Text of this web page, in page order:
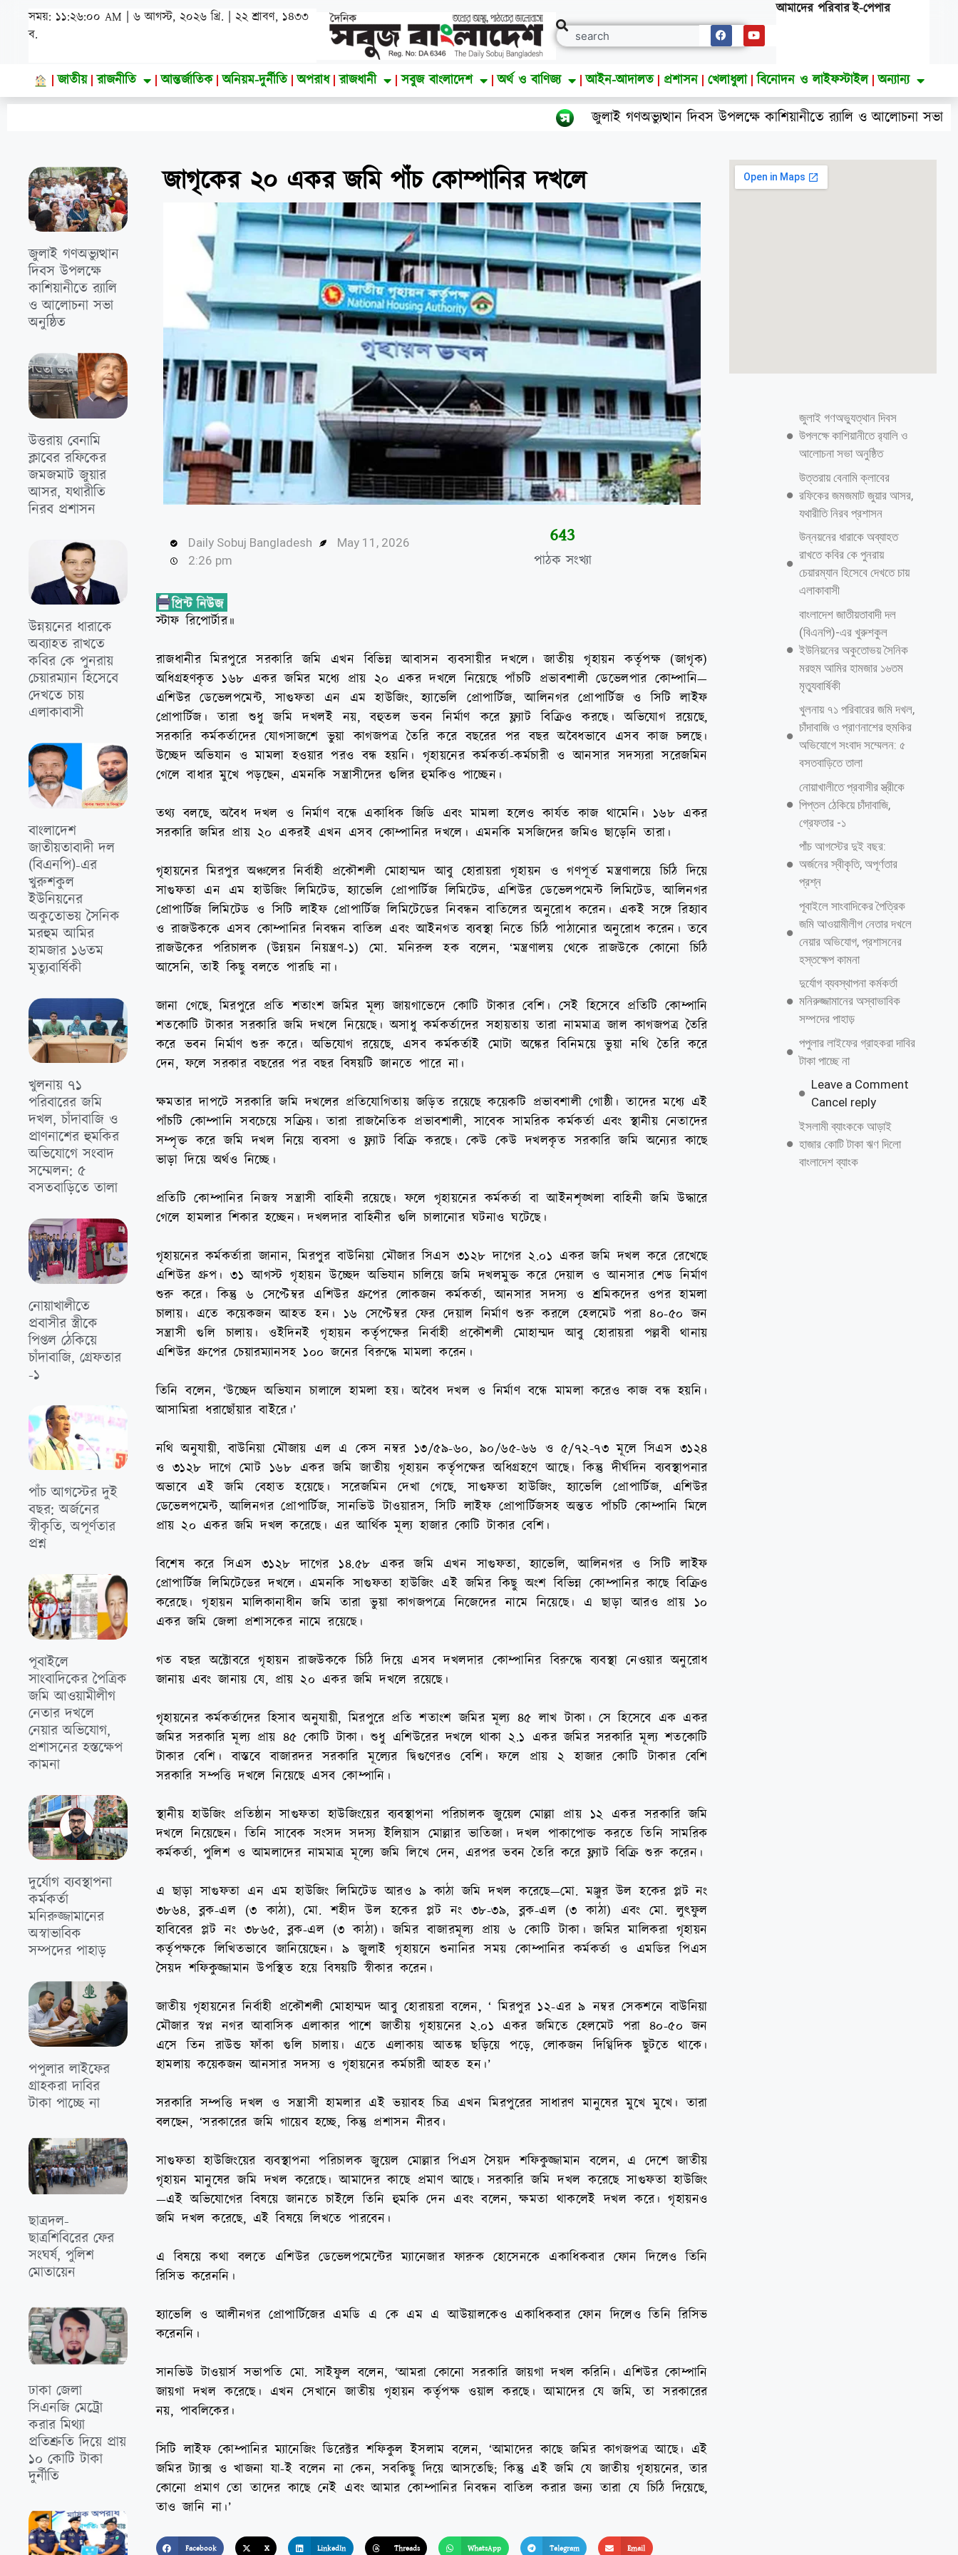
সময়: ১১:২৬:০২ AM | ৬ আগস্ট, ২০২৬ খ্রি. | ২২ শ্রাবণ, ১৪৩৩
ব.
আমাদের পরিবারই-পেপার
জাতীয় রাজনীতি আন্তর্জাতিক অনিয়ম-দুর্নীতি অপরাধ রাজধানী সবুজ বাংলাদেশ অর্থ ও বাণিজ্য আইন-আদালত প্রশাসন খেলাধুলা বিনোদন ও লাইফস্টাইল অন্যান্য
জুলাই গণঅভ্যুত্থান দিবস উপলক্ষে কাশিয়ানীতে র‍্যালি ও আলোচনা সভা অনুষ্ঠিত
জুলাই গণঅভ্যুত্থান
দিবস উপলক্ষে
কাশিয়ানীতে র‍্যালি
ও আলোচনা সভা
অনুষ্ঠিত
উত্তরায় বেনামি
ক্লাবের রফিকের
জমজমাট জুয়ার
আসর, যথারীতি
নিরব প্রশাসন
উন্নয়নের ধারাকে
অব্যাহত রাখতে
কবির কে পুনরায়
চেয়ারম্যান হিসেবে
দেখতে চায়
এলাকাবাসী
বাংলাদেশ
জাতীয়তাবাদী দল
(বিএনপি)-এর
খুরুশকুল
ইউনিয়নের
অকুতোভয় সৈনিক
মরহুম আমির
হামজার ১৬তম
মৃত্যুবার্ষিকী
খুলনায় ৭১
পরিবারের জমি
দখল, চাঁদাবাজি ও
প্রাণনাশের হুমকির
অভিযোগে সংবাদ
সম্মেলন: ৫
বসতবাড়িতে তালা
নোয়াখালীতে
প্রবাসীর স্ত্রীকে
পিপ্তল ঠেকিয়ে
চাঁদাবাজি, গ্রেফতার
-১
পাঁচ আগস্টের দুই
বছর: অর্জনের
স্বীকৃতি, অপূর্ণতার
প্রশ্ন
পূবাইলে
সাংবাদিকের পৈত্রিক
জমি আওয়ামীলীগ
নেতার দখলে
নেয়ার অভিযোগ,
প্রশাসনের হস্তক্ষেপ
কামনা
দুর্যোগ ব্যবস্থাপনা
কর্মকর্তা
মনিরুজ্জামানের
অস্বাভাবিক
সম্পদের পাহাড়
পপুলার লাইফের
গ্রাহকরা দাবির
টাকা পাচ্ছে না
ছাত্রদল-
ছাত্রশিবিরের ফের
সংঘর্ষ, পুলিশ
মোতায়েন
‎ঢাকা জেলা
সিএনজি মেট্রো
করার মিথ‍্যা
প্রতিশ্রুতি দিয়ে প্রায়
১০ কোটি টাকা
দুর্নীতি
জাগৃকের ২০ একর জমি পাঁচ কোম্পানির দখলে
Daily Sobuj Bangladesh
May 11, 2026
2:26 pm
পাঠক সংখ্যা
646
স্টাফ রিপোর্টার॥
রাজধানীর মিরপুরে সরকারি জমি এখন বিভিন্ন আবাসন ব্যবসায়ীর দখলে। জাতীয় গৃহায়ন কর্তৃপক্ষ (জাগৃক)
অধিগ্রহণকৃত ১৬৮ একর জমির মধ্যে প্রায় ২০ একর দখলে নিয়েছে পাঁচটি প্রভাবশালী ডেভেলপার কোম্পানি—
এশিউর ডেভেলপমেন্ট, সাগুফতা এন এম হাউজিং, হ্যাভেলি প্রোপার্টিজ, আলিনগর প্রোপার্টিজ ও সিটি লাইফ
প্রোপার্টিজ। তারা শুধু জমি দখলই নয়, বহুতল ভবন নির্মাণ করে ফ্ল্যাট বিক্রিও করছে। অভিযোগ রয়েছে,
সরকারি কর্মকর্তাদের যোগসাজশে ভুয়া কাগজপত্র তৈরি করে বছরের পর বছর অবৈধভাবে এসব কাজ চলছে।
উচ্ছেদ অভিযান ও মামলা হওয়ার পরও বন্ধ হয়নি। গৃহায়নের কর্মকর্তা-কর্মচারী ও আনসার সদস্যরা সরেজমিন
গেলে বাধার মুখে পড়ছেন, এমনকি সন্ত্রাসীদের গুলির হুমকিও পাচ্ছেন।
তথ্য বলছে, অবৈধ দখল ও নির্মাণ বন্ধে একাধিক জিডি এবং মামলা হলেও কার্যত কাজ থামেনি। ১৬৮ একর
সরকারি জমির প্রায় ২০ একরই এখন এসব কোম্পানির দখলে। এমনকি মসজিদের জমিও ছাড়েনি তারা।
গৃহায়নের মিরপুর অঞ্চলের নির্বাহী প্রকৌশলী মোহাম্মদ আবু হোরায়রা গৃহায়ন ও গণপূর্ত মন্ত্রণালয়ে চিঠি দিয়ে
সাগুফতা এন এম হাউজিং লিমিটেড, হ্যাভেলি প্রোপার্টিজ লিমিটেড, এশিউর ডেভেলপমেন্ট লিমিটেড, আলিনগর
প্রোপার্টিজ লিমিটেড ও সিটি লাইফ প্রোপার্টিজ লিমিটেডের নিবন্ধন বাতিলের অনুরোধ করেন। একই সঙ্গে রিহ্যাব
ও রাজউককে এসব কোম্পানির নিবন্ধন বাতিল এবং আইনগত ব্যবস্থা নিতে চিঠি পাঠানোর অনুরোধ করেন। তবে
রাজউকের পরিচালক (উন্নয়ন নিয়ন্ত্রণ-১) মো. মনিরুল হক বলেন, ‘মন্ত্রণালয় থেকে রাজউকে কোনো চিঠি
আসেনি, তাই কিছু বলতে পারছি না।
জানা গেছে, মিরপুরে প্রতি শতাংশ জমির মূল্য জায়গাভেদে কোটি টাকার বেশি। সেই হিসেবে প্রতিটি কোম্পানি
শতকোটি টাকার সরকারি জমি দখলে নিয়েছে। অসাধু কর্মকর্তাদের সহায়তায় তারা নামমাত্র জাল কাগজপত্র তৈরি
করে ভবন নির্মাণ শুরু করে। অভিযোগ রয়েছে, এসব কর্মকর্তাই মোটা অঙ্কের বিনিময়ে ভুয়া নথি তৈরি করে
দেন, ফলে সরকার বছরের পর বছর বিষয়টি জানতে পারে না।
ক্ষমতার দাপটে সরকারি জমি দখলের প্রতিযোগিতায় জড়িত রয়েছে কয়েকটি প্রভাবশালী গোষ্ঠী। তাদের মধ্যে এই
পাঁচটি কোম্পানি সবচেয়ে সক্রিয়। তারা রাজনৈতিক প্রভাবশালী, সাবেক সামরিক কর্মকর্তা এবং স্থানীয় নেতাদের
সম্পৃক্ত করে জমি দখল নিয়ে ব্যবসা ও ফ্ল্যাট বিক্রি করছে। কেউ কেউ দখলকৃত সরকারি জমি অন্যের কাছে
ভাড়া দিয়ে অর্থও নিচ্ছে।
প্রতিটি কোম্পানির নিজস্ব সন্ত্রাসী বাহিনী রয়েছে। ফলে গৃহায়নের কর্মকর্তা বা আইনশৃঙ্খলা বাহিনী জমি উদ্ধারে
গেলে হামলার শিকার হচ্ছেন। দখলদার বাহিনীর গুলি চালানোর ঘটনাও ঘটেছে।
গৃহায়নের কর্মকর্তারা জানান, মিরপুর বাউনিয়া মৌজার সিএস ৩১২৮ দাগের ২.০১ একর জমি দখল করে রেখেছে
এশিউর গ্রুপ। ৩১ আগস্ট গৃহায়ন উচ্ছেদ অভিযান চালিয়ে জমি দখলমুক্ত করে দেয়াল ও আনসার শেড নির্মাণ
শুরু করে। কিন্তু ৬ সেপ্টেম্বর এশিউর গ্রুপের লোকজন কর্মকর্তা, আনসার সদস্য ও শ্রমিকদের ওপর হামলা
চালায়। এতে কয়েকজন আহত হন। ১৬ সেপ্টেম্বর ফের দেয়াল নির্মাণ শুরু করলে হেলমেট পরা ৪০-৫০ জন
সন্ত্রাসী গুলি চালায়। ওইদিনই গৃহায়ন কর্তৃপক্ষের নির্বাহী প্রকৌশলী মোহাম্মদ আবু হোরায়রা পল্লবী থানায়
এশিউর গ্রুপের চেয়ারম্যানসহ ১০০ জনের বিরুদ্ধে মামলা করেন।
তিনি বলেন, ‘উচ্ছেদ অভিযান চালালে হামলা হয়। অবৈধ দখল ও নির্মাণ বন্ধে মামলা করেও কাজ বন্ধ হয়নি।
আসামিরা ধরাছোঁয়ার বাইরে।’
নথি অনুযায়ী, বাউনিয়া মৌজায় এল এ কেস নম্বর ১৩/৫৯-৬০, ৯০/৬৫-৬৬ ও ৫/৭২-৭৩ মূলে সিএস ৩১২৪
ও ৩১২৮ দাগে মোট ১৬৮ একর জমি জাতীয় গৃহায়ন কর্তৃপক্ষের অধিগ্রহণে আছে। কিন্তু দীর্ঘদিন ব্যবস্থাপনার
অভাবে এই জমি বেহাত হয়েছে। সরেজমিন দেখা গেছে, সাগুফতা হাউজিং, হ্যাভেলি প্রোপার্টিজ, এশিউর
ডেভেলপমেন্ট, আলিনগর প্রোপার্টিজ, সানভিউ টাওয়ারস, সিটি লাইফ প্রোপার্টিজসহ অন্তত পাঁচটি কোম্পানি মিলে
প্রায় ২০ একর জমি দখল করেছে। এর আর্থিক মূল্য হাজার কোটি টাকার বেশি।
বিশেষ করে সিএস ৩১২৮ দাগের ১৪.৫৮ একর জমি এখন সাগুফতা, হ্যাভেলি, আলিনগর ও সিটি লাইফ
প্রোপার্টিজ লিমিটেডের দখলে। এমনকি সাগুফতা হাউজিং এই জমির কিছু অংশ বিভিন্ন কোম্পানির কাছে বিক্রিও
করেছে। গৃহায়ন মালিকানাধীন জমি তারা ভুয়া কাগজপত্রে নিজেদের নামে নিয়েছে। এ ছাড়া আরও প্রায় ১০
একর জমি জেলা প্রশাসকের নামে রয়েছে।
গত বছর অক্টোবরে গৃহায়ন রাজউককে চিঠি দিয়ে এসব দখলদার কোম্পানির বিরুদ্ধে ব্যবস্থা নেওয়ার অনুরোধ
জানায় এবং জানায় যে, প্রায় ২০ একর জমি দখলে রয়েছে।
গৃহায়নের কর্মকর্তাদের হিসাব অনুযায়ী, মিরপুরে প্রতি শতাংশ জমির মূল্য ৪৫ লাখ টাকা। সে হিসেবে এক একর
জমির সরকারি মূল্য প্রায় ৪৫ কোটি টাকা। শুধু এশিউরের দখলে থাকা ২.১ একর জমির সরকারি মূল্য শতকোটি
টাকার বেশি। বাস্তবে বাজারদর সরকারি মূল্যের দ্বিগুণেরও বেশি। ফলে প্রায় ২ হাজার কোটি টাকার বেশি
সরকারি সম্পত্তি দখলে নিয়েছে এসব কোম্পানি।
স্থানীয় হাউজিং প্রতিষ্ঠান সাগুফতা হাউজিংয়ের ব্যবস্থাপনা পরিচালক জুয়েল মোল্লা প্রায় ১২ একর সরকারি জমি
দখলে নিয়েছেন। তিনি সাবেক সংসদ সদস্য ইলিয়াস মোল্লার ভাতিজা। দখল পাকাপোক্ত করতে তিনি সামরিক
কর্মকর্তা, পুলিশ ও আমলাদের নামমাত্র মূল্যে জমি লিখে দেন, এরপর ভবন তৈরি করে ফ্ল্যাট বিক্রি শুরু করেন।
এ ছাড়া সাগুফতা এন এম হাউজিং লিমিটেড আরও ৯ কাঠা জমি দখল করেছে—মো. মঞ্জুর উল হকের প্লট নং
৩৮৬৪, ব্লক-এল (৩ কাঠা), মো. শহীদ উল হকের প্লট নং ৩৮-৩৯, ব্লক-এল (৩ কাঠা) এবং মো. লুৎফুল
হাবিবের প্লট নং ৩৮৬৫, ব্লক-এল (৩ কাঠা)। জমির বাজারমূল্য প্রায় ৬ কোটি টাকা। জমির মালিকরা গৃহায়ন
কর্তৃপক্ষকে লিখিতভাবে জানিয়েছেন। ৯ জুলাই গৃহায়নে শুনানির সময় কোম্পানির কর্মকর্তা ও এমডির পিএস
সৈয়দ শফিকুজ্জামান উপস্থিত হয়ে বিষয়টি স্বীকার করেন।
জাতীয় গৃহায়নের নির্বাহী প্রকৌশলী মোহাম্মদ আবু হোরায়রা বলেন, ‘ মিরপুর ১২-এর ৯ নম্বর সেকশনে বাউনিয়া
মৌজার স্বপ্ন নগর আবাসিক এলাকার পাশে জাতীয় গৃহায়নের ২.০১ একর জমিতে হেলমেট পরা ৪০-৫০ জন
এসে তিন রাউন্ড ফাঁকা গুলি চালায়। এতে এলাকায় আতঙ্ক ছড়িয়ে পড়ে, লোকজন দিগ্বিদিক ছুটতে থাকে।
হামলায় কয়েকজন আনসার সদস্য ও গৃহায়নের কর্মচারী আহত হন।’
সরকারি সম্পত্তি দখল ও সন্ত্রাসী হামলার এই ভয়াবহ চিত্র এখন মিরপুরের সাধারণ মানুষের মুখে মুখে। তারা
বলছেন, ‘সরকারের জমি গায়েব হচ্ছে, কিন্তু প্রশাসন নীরব।
সাগুফতা হাউজিংয়ের ব্যবস্থাপনা পরিচালক জুয়েল মোল্লার পিএস সৈয়দ শফিকুজ্জামান বলেন, এ দেশে জাতীয়
গৃহায়ন মানুষের জমি দখল করেছে। আমাদের কাছে প্রমাণ আছে। সরকারি জমি দখল করেছে সাগুফতা হাউজিং
—এই অভিযোগের বিষয়ে জানতে চাইলে তিনি হুমকি দেন এবং বলেন, ক্ষমতা থাকলেই দখল করে। গৃহায়নও
জমি দখল করেছে, এই বিষয়ে লিখতে পারবেন।
এ বিষয়ে কথা বলতে এশিউর ডেভেলপমেন্টের ম্যানেজার ফারুক হোসেনকে একাধিকবার ফোন দিলেও তিনি
রিসিভ করেননি।
হ্যাভেলি ও আলীনগর প্রোপার্টিজের এমডি এ কে এম এ আউয়ালকেও একাধিকবার ফোন দিলেও তিনি রিসিভ
করেননি।
সানভিউ টাওয়ার্স সভাপতি মো. সাইফুল বলেন, ‘আমরা কোনো সরকারি জায়গা দখল করিনি। এশিউর কোম্পানি
জায়গা দখল করেছে। এখন সেখানে জাতীয় গৃহায়ন কর্তৃপক্ষ ওয়াল করছে। আমাদের যে জমি, তা সরকারের
নয়, পাবলিকের।
সিটি লাইফ কোম্পানির ম্যানেজিং ডিরেক্টর শফিকুল ইসলাম বলেন, ‘আমাদের কাছে জমির কাগজপত্র আছে। এই
জমির ট্যাক্স ও খাজনা যা-ই বলেন না কেন, সবকিছু দিয়ে আসতেছি; কিন্তু এই জমি যে জাতীয় গৃহায়নের, তার
কোনো প্রমাণ তো তাদের কাছে নেই এবং আমার কোম্পানির নিবন্ধন বাতিল করার জন্য তারা যে চিঠি দিয়েছে,
তাও জানি না।’
Facebook X LinkedIn Threads WhatsApp Telegram Email
জুলাই গণঅভ্যুত্থান দিবস
উপলক্ষে কাশিয়ানীতে র‍্যালি ও
আলোচনা সভা অনুষ্ঠিত
উত্তরায় বেনামি ক্লাবের
রফিকের জমজমাট জুয়ার আসর,
যথারীতি নিরব প্রশাসন
উন্নয়নের ধারাকে অব্যাহত
রাখতে কবির কে পুনরায়
চেয়ারম্যান হিসেবে দেখতে চায়
এলাকাবাসী
বাংলাদেশ জাতীয়তাবাদী দল
(বিএনপি)-এর খুরুশকুল
ইউনিয়নের অকুতোভয় সৈনিক
মরহুম আমির হামজার ১৬তম
মৃত্যুবার্ষিকী
খুলনায় ৭১ পরিবারের জমি দখল,
চাঁদাবাজি ও প্রাণনাশের হুমকির
অভিযোগে সংবাদ সম্মেলন: ৫
বসতবাড়িতে তালা
নোয়াখালীতে প্রবাসীর স্ত্রীকে
পিপ্তল ঠেকিয়ে চাঁদাবাজি,
গ্রেফতার -১
পাঁচ আগস্টের দুই বছর:
অর্জনের স্বীকৃতি, অপূর্ণতার
প্রশ্ন
পূবাইলে সাংবাদিকের পৈত্রিক
জমি আওয়ামীলীগ নেতার দখলে
নেয়ার অভিযোগ, প্রশাসনের
হস্তক্ষেপ কামনা
দুর্যোগ ব্যবস্থাপনা কর্মকর্তা
মনিরুজ্জামানের অস্বাভাবিক
সম্পদের পাহাড়
পপুলার লাইফের গ্রাহকরা দাবির
টাকা পাচ্ছে না
Leave a Comment
Cancel reply
ইসলামী ব্যাংককে আড়াই
হাজার কোটি টাকা ঋণ দিলো
বাংলাদেশ ব্যাংক